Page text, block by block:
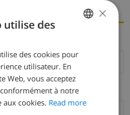
mail
DUTCH
SPANISH
GERMAN
×
utilise des
des cookies pour
utilisateur. En
Web, vous acceptez
à notre
aux cookies. Read more